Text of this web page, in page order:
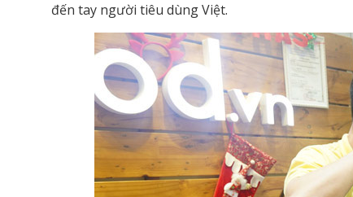
đến tay người tiêu dùng Việt.